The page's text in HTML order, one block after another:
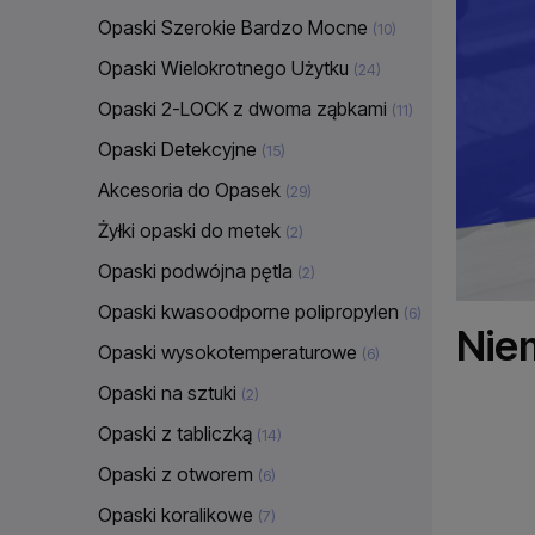
Opaski Szerokie Bardzo Mocne (10)
Opaski Wielokrotnego Użytku (24)
Opaski 2-LOCK z dwoma ząbkami (11)
Opaski Detekcyjne (15)
Akcesoria do Opasek (29)
Żyłki opaski do metek (2)
Opaski podwójna pętla (2)
Opaski kwasoodporne polipropylen (6)
Opaski wysokotemperaturowe (6)
Opaski na sztuki (2)
Opaski z tabliczką (14)
Opaski z otworem (6)
Opaski koralikowe (7)